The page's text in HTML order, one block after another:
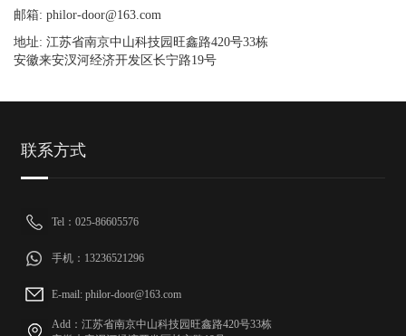
邮箱: philor-door@163.com
地址: 江苏省南京中山科技园旺鑫路420号33栋
安徽来安汊河经济开发区长宁路19号
联系方式
Tel：025-86605576
手机：13236521296
E-mail: philor-door@163.com
Add：江苏省南京中山科技园旺鑫路420号33栋